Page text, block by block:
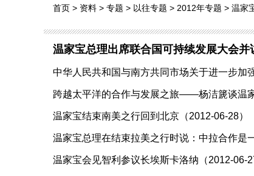
首页 > 资料 > 专题 > 以往专题 > 2012年专题 > 温家
温家宝总理出席联合国可持续发展大会
中华人民共和国与南方共同市场关于进一步加
跨越太平洋的合作与发展之旅——杨洁篪谈温
温家宝结束南美之行回到北京（2012-06-28）
温家宝总理在结束拉美之行时说：中拉合作是
温家宝会见智利参议长埃斯卡洛纳（2012-06-